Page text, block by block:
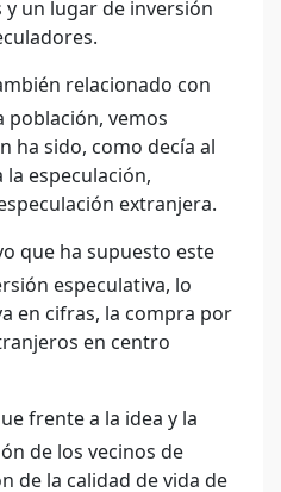
un lugar de inversión
relacionado con
población, vemos
ha sido, como decía al
especulación,
extranjera.
que ha supuesto este
especulativa, lo
en cifras, la compra por
en centro
frente a la idea y la
de los vecinos de
de la calidad de vida de